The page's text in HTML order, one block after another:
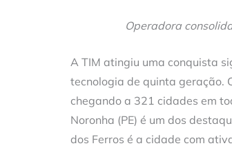
Operadora
A TIM atingiu uma conquista
tecnologia de quinta geração.
chegando a 321 cidades em
Noronha (PE) é um dos
dos Ferros é a cidade com